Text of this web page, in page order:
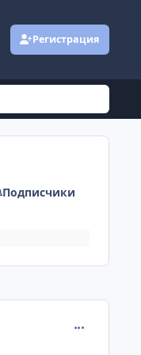
Регистрация
Подписчики